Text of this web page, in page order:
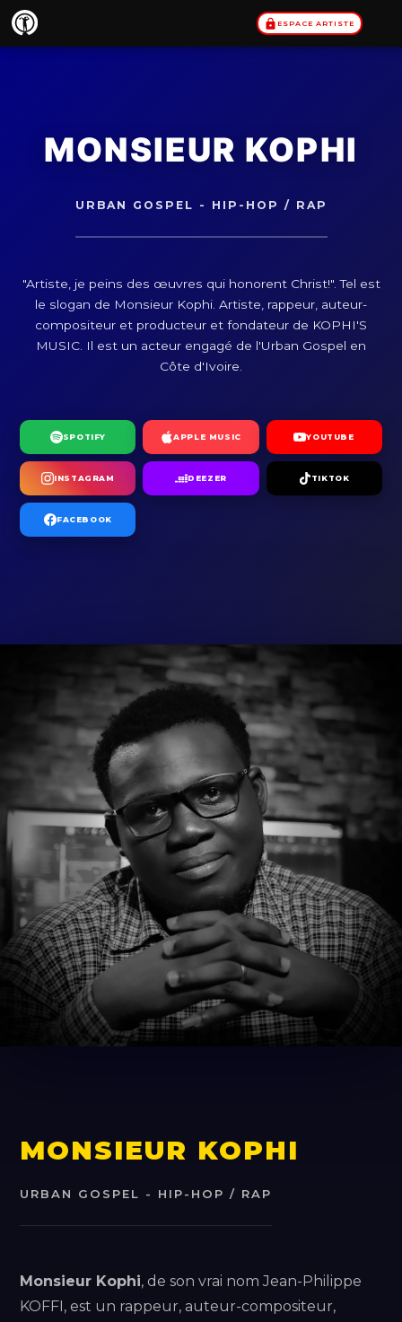
ESPACE ARTISTE
Aller
au
contenu
MONSIEUR KOPHI
URBAN GOSPEL - HIP-HOP / RAP
"Artiste, je peins des œuvres qui honorent Christ!". Tel est
le slogan de Monsieur Kophi. Artiste, rappeur, auteur-
compositeur et producteur et fondateur de KOPHI'S
MUSIC. Il est un acteur engagé de l'Urban Gospel en
Côte d'Ivoire.
SPOTIFY APPLE MUSIC YOUTUBE
INSTAGRAM DEEZER TIKTOK
FACEBOOK
MONSIEUR KOPHI
URBAN GOSPEL - HIP-HOP / RAP
Monsieur Kophi, de son vrai nom Jean-Philippe
KOFFI, est un rappeur, auteur-compositeur,